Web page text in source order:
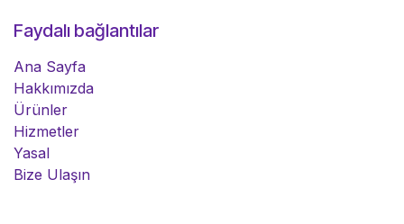
Faydalı bağlantılar
Ana Sayfa
Hakkımızda
Ürünler
Hizmetler
Yasal
Bize Ulaşın